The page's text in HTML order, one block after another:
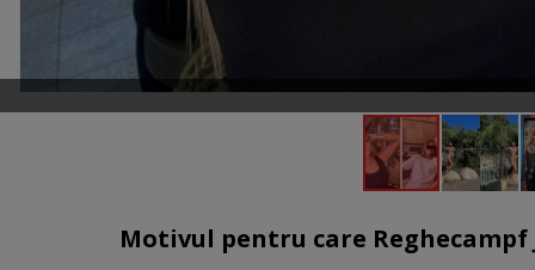
Motivul pentru care